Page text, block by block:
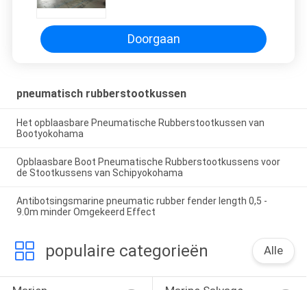
Doorgaan
pneumatisch rubberstootkussen
Het opblaasbare Pneumatische Rubberstootkussen van
Bootyokohama
Opblaasbare Boot Pneumatische Rubberstootkussens voor
de Stootkussens van Schipyokohama
Antibotsingsmarine pneumatic rubber fender length 0,5 -
9.0m minder Omgekeerd Effect
populaire categorieën Alle